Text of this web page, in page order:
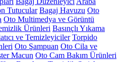
Tutucular Bagaj Havuzu Oto
Oto Multimedya ve Görüntü
Ürünleri Basınçlı Yıkama
ve Temizleyiciler Torpido
Oto Şampuan Oto Cila ve
Macun Oto Cam Bakım Ürünleri